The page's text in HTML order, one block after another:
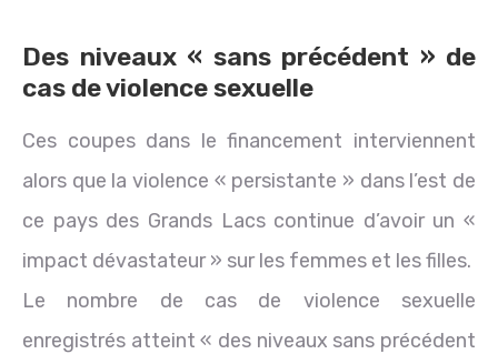
Des niveaux « sans précédent » de
cas de violence sexuelle
Ces coupes dans le financement interviennent
alors que la violence « persistante » dans l’est de
ce pays des Grands Lacs continue d’avoir un «
impact dévastateur » sur les femmes et les filles.
Le nombre de cas de violence sexuelle
enregistrés atteint « des niveaux sans précédent